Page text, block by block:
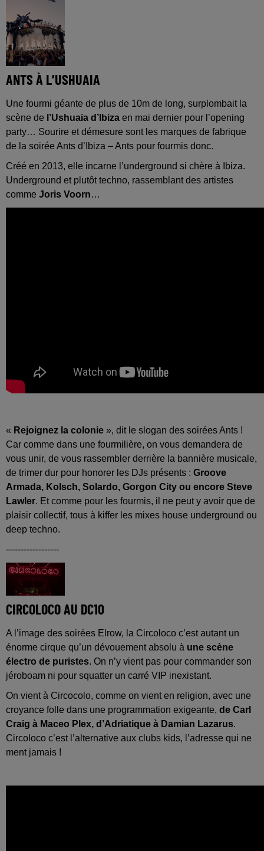
ANTS À L’USHUAIA
Une fourmi géante de plus de 10m de long, surplombait la
scène de l’Ushuaia d’Ibiza en mai dernier pour l’opening
party… Sourire et démesure sont les marques de fabrique
de la soirée Ants d’Ibiza – Ants pour fourmis donc.
Créé en 2013, elle incarne l’underground si chère à Ibiza.
Underground et plutôt techno, rassemblant des artistes
comme Joris Voorn…
« Rejoignez la colonie », dit le slogan des soirées Ants !
Car comme dans une fourmilière, on vous demandera de
vous unir, de vous rassembler derrière la bannière musicale,
de trimer dur pour honorer les DJs présents : Groove
Armada, Kolsch, Solardo, Gorgon City ou encore Steve
Lawler. Et comme pour les fourmis, il ne peut y avoir que de
plaisir collectif, tous à kiffer les mixes house underground ou
deep techno.
------------------
CIRCOLOCO AU DC10
A l’image des soirées Elrow, la Circoloco c’est autant un
énorme cirque qu’un dévouement absolu à une scène
électro de puristes. On n’y vient pas pour commander son
jéroboam ni pour squatter un carré VIP inexistant.
On vient à Circocolo, comme on vient en religion, avec une
croyance folle dans une programmation exigeante, de Carl
Craig à Maceo Plex, d’Adriatique à Damian Lazarus.
Circoloco c’est l’alternative aux clubs kids, l’adresse qui ne
ment jamais !